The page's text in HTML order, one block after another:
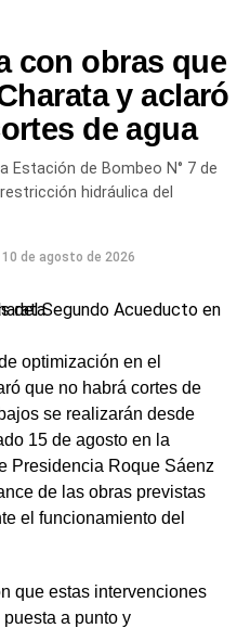
acondicionados y
mayo: Un charatense
propusieron
y el hospital sumó
con obras que
y aclaró
de agua
Estación de Bombeo N° 7 de
hidráulica del
10 de agosto de 2026
optimización en el
que no habrá cortes de
se realizarán desde
15 de agosto en la
Presidencia Roque Sáenz
de las obras previstas
el funcionamiento del
que estas intervenciones
a punto y